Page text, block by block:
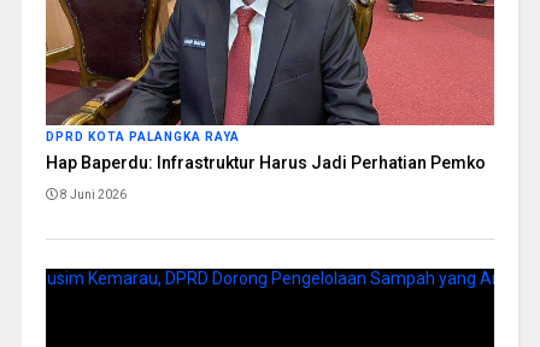
DPRD KOTA PALANGKA RAYA
Hap Baperdu: Infrastruktur Harus Jadi Perhatian Pemko
8 Juni 2026